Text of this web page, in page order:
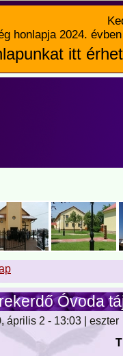
honlapja 2024.
itt
Óvoda
április 2 - 13:03 | eszter